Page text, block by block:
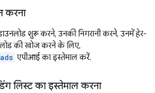
करना
डाउनलोड शुरू करने, उनकी निगरानी करने, उनमें हेर-
की खोज करने के लिए,
एपीआई का इस्तेमाल करें.
लिस्ट का इस्तेमाल करना